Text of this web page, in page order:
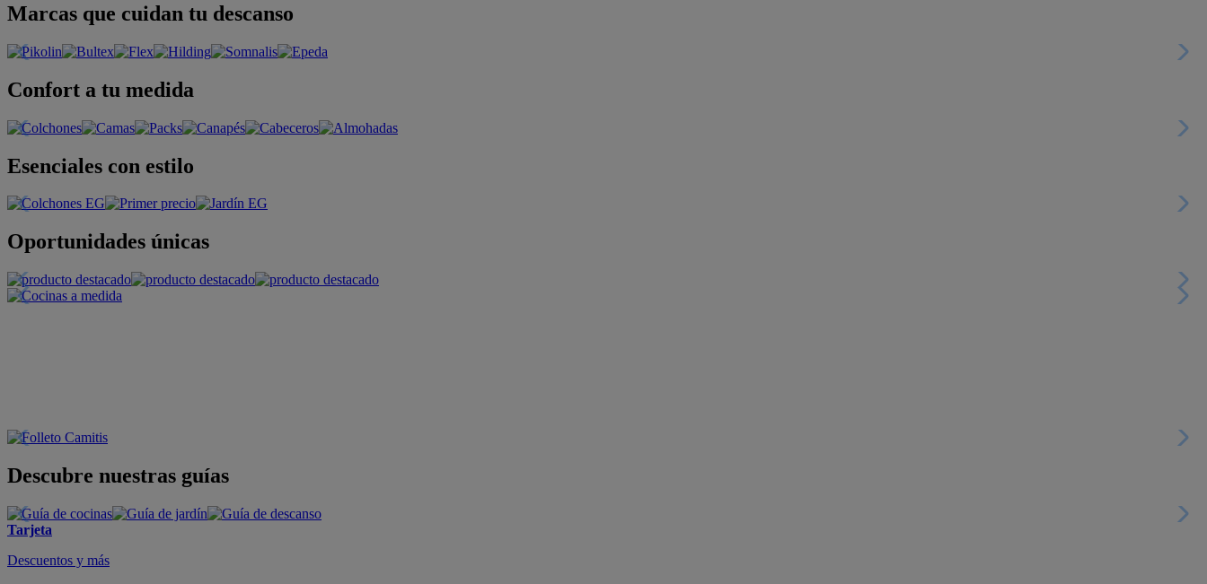
Marcas que cuidan tu descanso
Confort a tu medida
Esenciales con estilo
Oportunidades únicas
Descubre nuestras guías
Tarjeta
Descuentos y más